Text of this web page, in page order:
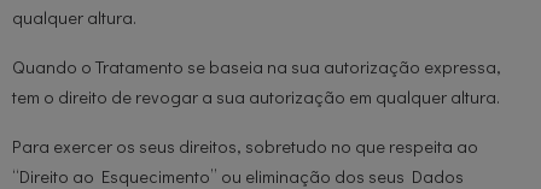
qualquer altura.
Quando o Tratamento se baseia na sua autorização expressa,
tem o direito de revogar a sua autorização em qualquer altura.
Para exercer os seus direitos, sobretudo no que respeita ao
“Direito ao Esquecimento” ou eliminação dos seus Dados